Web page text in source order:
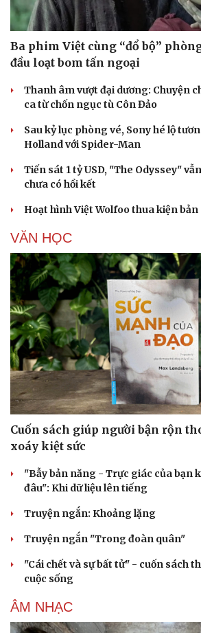
Cải chính
Ba phim Việt cùng “đổ bộ”
đầu loạt bom tấn ngoại
Thanh âm vượt đại dương: Chuyện
ca từ chốn ngục tù Côn Đảo
Sau kỷ lục phòng vé, Sony hé lộ
Holland với Spider-Man
Tiến sát 1 tỷ USD, "The Odyssey"
chưa có hồi kết
Hoạt hình Việt Wolfoo thua kiện
VĂN HỌC
Cuốn sách giúp người bận rộn
xoáy kiệt sức
"Bẫy bản năng - Trực giác của bạn
đâu": Khi dữ liệu lên tiếng
Truyện ngắn: Khoảng lặng
Truyện ngắn "Trong đoàn quân"
"Cái chết và sự bất tử" - cuốn sách
cuộc sống
ÂM NHẠC